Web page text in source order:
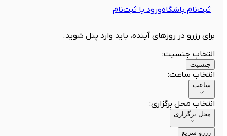
ثبت‌نام باشگاهورود یا ثبت‌نام
برای رزرو در روزهای آینده، باید وارد پنل شوید.
انتخاب جنسیت:
جنسیت
انتخاب ساعت:
ساعت
انتخاب محل برگزاری:
محل برگزاری
رزرو سریع